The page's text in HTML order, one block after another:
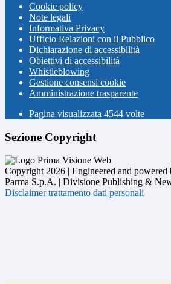
Cookie policy
Note legali
Informativa Privacy
Ufficio Relazioni con il Pubblico
Dichiarazione di accessibilità
Obiettivi di accessibilità
Whistleblowing
Gestione consensi cookie
Amministrazione trasparente
Pagina visualizzata 4544 volte
Sezione Copyright
Copyright 2026 | Engineered and
Parma S.p.A. | Divisione Publishing &
Disclaimer trattamento dati personali